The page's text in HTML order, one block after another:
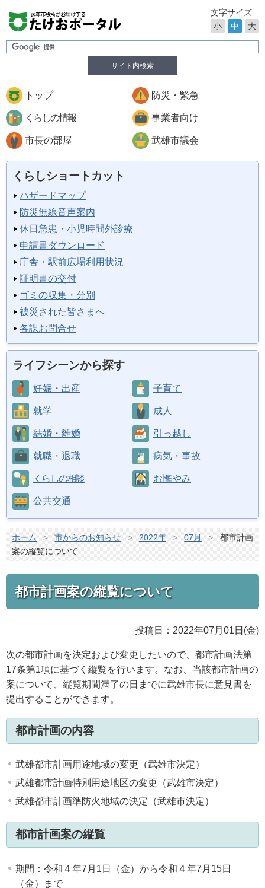
サイト内検索
文字サイズ
小
中 大
トップ 防災・緊急
くらしの情報 事業者向け
市長の部屋 武雄市議会
くらしショートカット
ハザードマップ
防災無線音声案内
休日急患・小児時間外診療
申請書ダウンロード
庁舎・駅前広場利用状況
証明書の交付
ゴミの収集・分別
被災された皆さまへ
各課お問合せ
ライフシーンから探す
妊娠・出産 子育て
就学 成人
結婚・離婚 引っ越し
就職・退職 病気・事故
くらしの相談 お悔やみ
公共交通
ホーム > 市からのお知らせ > 2022年 > 07月 >
都市計画
案の縦覧について
都市計画案の縦覧について
投稿日：2022年07月01日(金)
次の都市計画を決定および変更したいので、都市計画法第
17条第1項に基づく縦覧を行います。なお、当該都市計画の
案について、縦覧期間満了の日までに武雄市長に意見書を
提出することができます。
都市計画の内容
武雄都市計画用途地域の変更（武雄市決定）
武雄都市計画特別用途地区の変更（武雄市決定）
武雄都市計画準防火地域の決定（武雄市決定）
都市計画案の縦覧
期間：令和４年7月1日（金）から令和４年7月15日
（金）まで